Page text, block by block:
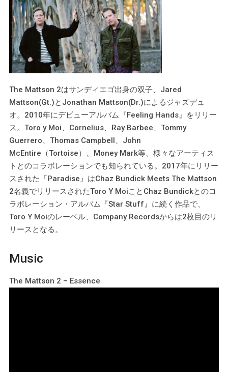
The Mattson 2はサンディエゴ出身の双子、Jared
Mattson(Gt.)とJonathan Mattson(Dr.)によるジャズデュ
オ。2010年にデビューアルバム『Feeling Hands』をリリー
ス。Toro y Moi、Cornelius、Ray Barbee、Tommy
Guerrero、Thomas Campbell、John
McEntire（Tortoise）、Money Mark等、様々なアーティス
トとのコラボレーションでも知られている。2017年にリリー
スされた『Paradise』はChaz Bundick Meets The Mattson
2名義でリリースされたToro Y MoiことChaz Bundickとのコ
ラボレーション・アルバム『Star Stuff』に続く作品で、
Toro Y Moiのレーベル、Company Recordsからは2枚目のリ
リースとなる。
Music
The Mattson 2 – Essence